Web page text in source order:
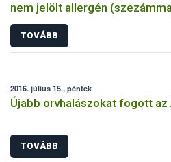
nem jelölt allergén
TOVÁBB
2016. július 15., péntek
Újabb orvhalászokat fogott
TOVÁBB